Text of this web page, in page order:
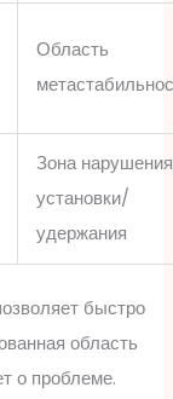
Область
Зона нарушения
установки/
удержания
быстро
область
о проблеме.